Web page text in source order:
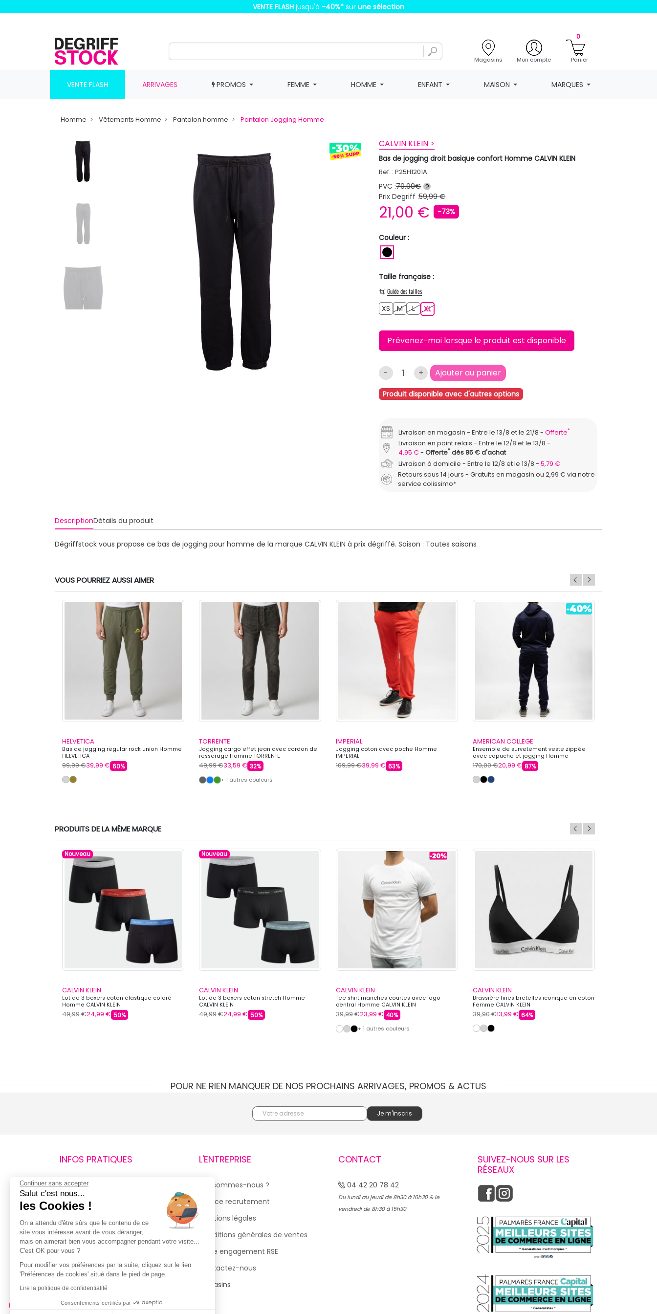
VENTE FLASH jusqu'à -40%* sur une sélection
Magasins Mon compte
0
Panier
VENTE FLASH ARRIVAGES PROMOS FEMME HOMME ENFANT MAISON MARQUES
Homme Vêtements Homme Pantalon homme Pantalon Jogging Homme
CALVIN KLEIN >
Bas de jogging droit basique confort Homme CALVIN KLEIN
Ref. : P25H1201A
PVC :79,90€ ?
Prix Degriff :59,99 €
21,00 € -73%
Couleur :
Taille française :
Guide des tailles
XS XSMM LL XLXL
Prévenez-moi lorsque le produit est disponible
- + Ajouter au panier
Produit disponible avec d'autres options
Livraison en magasin Entre le 13/8 et le 21/8 Offerte*
Livraison en point relais
Entre le 12/8 et le 13/8
4,95 €
Offerte*dès 85 € d'achat
Livraison à domicile
Entre le 12/8 et le 13/8
5,79 €
Retours sous 14 jours - Gratuits en magasin ou 2,99 € via notre
service colissimo*
DescriptionDétails du produit
Dégriffstock vous propose ce bas de jogging pour homme de la marque CALVIN KLEIN à prix dégriffé. Saison : Toutes saisons
VOUS POURRIEZ AUSSI AIMER
HELVETICA
Bas de jogging regular rock union Homme
HELVETICA
99,99 €39,99 € 60%
TORRENTE
Jogging cargo effet jean avec cordon de
resserage Homme TORRENTE
49,99 €33,59 € 32%
+ 1 autres couleurs
IMPERIAL
Jogging coton avec poche Homme
IMPERIAL
109,99 €39,99 € 63%
AMERICAN COLLEGE
Ensemble de survetement veste zippée
avec capuche et jogging Homme
AMERICAN COLLEGE
170,00 €20,99 € 87%
PRODUITS DE LA MÊME MARQUE
Nouveau
CALVIN KLEIN
Lot de 3 boxers coton élastique coloré
Homme CALVIN KLEIN
49,99 €24,99 € 50%
Nouveau
CALVIN KLEIN
Lot de 3 boxers coton stretch Homme
CALVIN KLEIN
49,99 €24,99 € 50%
CALVIN KLEIN
Tee shirt manches courtes avec logo
central Homme CALVIN KLEIN
39,99 €23,99 € 40%
+ 1 autres couleurs
CALVIN KLEIN
Brassière fines bretelles iconique en coton
Femme CALVIN KLEIN
39,90 €13,99 € 64%
POUR NE RIEN MANQUER DE NOS PROCHAINS ARRIVAGES, PROMOS & ACTUS
INFOS PRATIQUES
Retours et remboursements
Suivi de commande
Livraisons
Guide des tailles
Politique de confidentialité
Conditions générales d’utilisation
de la Carte de Fidélité
L'ENTREPRISE
Qui sommes-nous ?
Espace recrutement
Mentions légales
Conditions générales de ventes
Notre engagement RSE
Contactez-nous
Magasins
CONTACT
04 42 20 78 42
Du lundi au jeudi de 8h30 à 16h30 & le
vendredi de 8h30 à 15h30
SUIVEZ-NOUS SUR LES
RÉSEAUX
Continuer sans accepter
Salut c'est nous...
les Cookies !
On a attendu d'être sûrs que le contenu de ce
site vous intéresse avant de vous déranger,
mais on aimerait bien vous accompagner pendant votre visite...
C'est OK pour vous ?
Pour modifier vos préférences par la suite, cliquez sur le lien
'Préférences de cookies' situé dans le pied de page.
Lire la politique de confidentialité
Consentements certifiés par